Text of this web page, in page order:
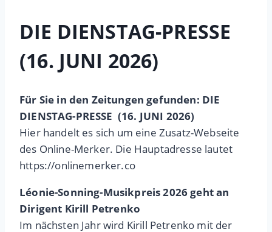
DIE DIENSTAG-PRESSE
(16. JUNI 2026)
Für Sie in den Zeitungen gefunden: DIE
DIENSTAG-PRESSE (16. JUNI 2026)
Hier handelt es sich um eine Zusatz-Webseite
des Online-Merker. Die Hauptadresse lautet
https://onlinemerker.co
Léonie-Sonning-Musikpreis 2026 geht an
Dirigent Kirill Petrenko
Im nächsten Jahr wird Kirill Petrenko mit der